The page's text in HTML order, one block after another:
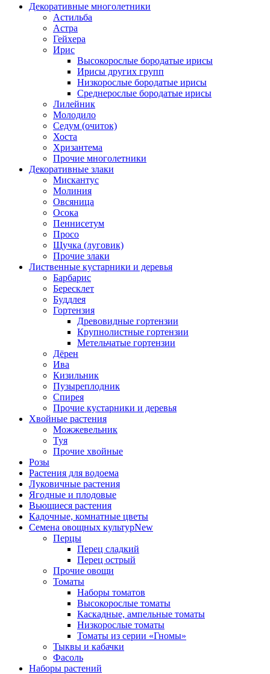
Декоративные многолетники
Астильба
Астра
Гейхера
Ирис
Высокорослые бородатые ирисы
Ирисы других групп
Низкорослые бородатые ирисы
Среднерослые бородатые ирисы
Лилейник
Молодило
Седум (очиток)
Хоста
Хризантема
Прочие многолетники
Декоративные злаки
Мискантус
Молиния
Овсяница
Осока
Пеннисетум
Просо
Щучка (луговик)
Прочие злаки
Лиственные кустарники и деревья
Барбарис
Бересклет
Буддлея
Гортензия
Древовидные гортензии
Крупнолистные гортензии
Метельчатые гортензии
Дёрен
Ива
Кизильник
Пузыреплодник
Спирея
Прочие кустарники и деревья
Хвойные растения
Можжевельник
Туя
Прочие хвойные
Розы
Растения для водоема
Луковичные растения
Ягодные и плодовые
Вьющиеся растения
Кадочные, комнатные цветы
Семена овощных культурNew
Перцы
Перец сладкий
Перец острый
Прочие овощи
Томаты
Наборы томатов
Высокорослые томаты
Каскадные, ампельные томаты
Низкорослые томаты
Томаты из серии «Гномы»
Тыквы и кабачки
Фасоль
Наборы растений